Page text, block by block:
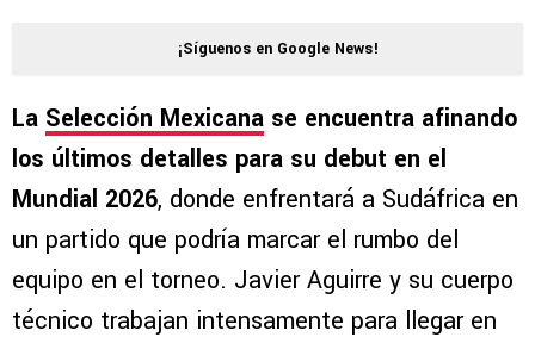
¡Síguenos en Google News!
La Selección Mexicana se encuentra afinando
los últimos detalles para su debut en el
Mundial 2026, donde enfrentará a Sudáfrica en
un partido que podría marcar el rumbo del
equipo en el torneo. Javier Aguirre y su cuerpo
técnico trabajan intensamente para llegar en